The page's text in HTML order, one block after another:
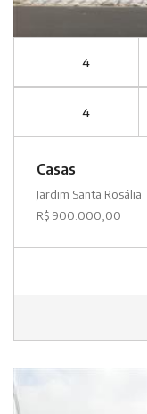
4
4
Casas
Jardim Santa Rosália
R$ 900.000,00